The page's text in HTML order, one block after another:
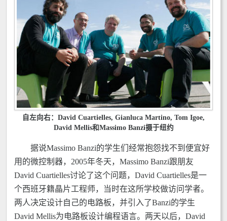
自左向右：David Cuartielles, Gianluca Martino, Tom Igoe,
David Mellis和Massimo Banzi摄于纽约
据说Massimo Banzi的学生们经常抱怨找不到便宜好
用的微控制器，2005年冬天，Massimo Banzi跟朋友
David Cuartielles讨论了这个问题，David Cuartielles是一
个西班牙籍晶片工程师，当时在这所学校做访问学者。
两人决定设计自己的电路板，并引入了Banzi的学生
David Mellis为电路板设计编程语言。两天以后，David